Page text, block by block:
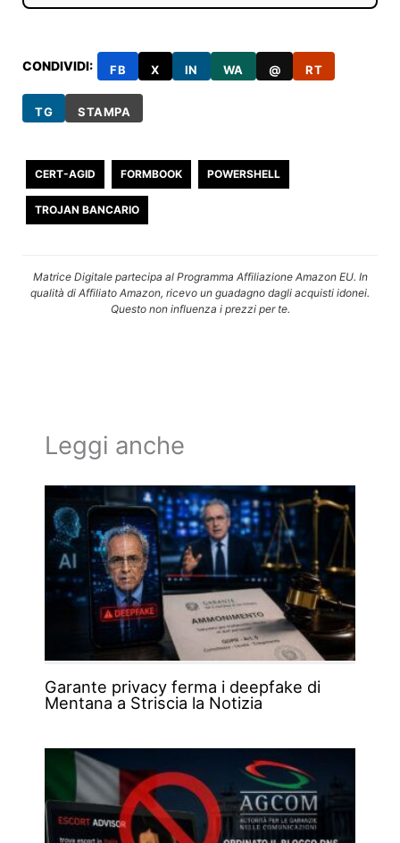
CONDIVIDI: FB X IN WA @ RT
TG STAMPA
CERT-AGID FORMBOOK POWERSHELL
TROJAN BANCARIO
Matrice Digitale partecipa al Programma Affiliazione Amazon EU. In
qualità di Affiliato Amazon, ricevo un guadagno dagli acquisti idonei.
Questo non influenza i prezzi per te.
Leggi anche
Garante privacy ferma i deepfake di
Mentana a Striscia la Notizia